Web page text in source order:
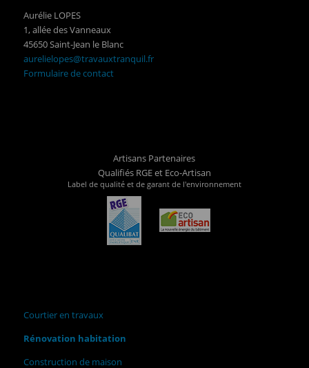
Aurélie LOPES
1, allée des Vanneaux
45650 Saint-Jean le Blanc
aurelielopes@travauxtranquil.fr
Formulaire de contact
Artisans Partenaires
Qualifiés RGE et Eco-Artisan
Label de qualité et de garant de l'environnement
Courtier en travaux
Rénovation habitation
Construction de maison